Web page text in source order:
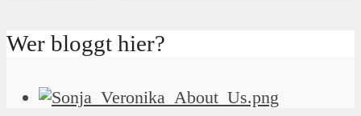
Wer bloggt hier?